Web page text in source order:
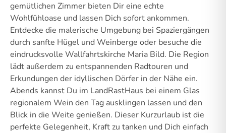
gemütlichen Zimmer bieten Dir eine echte
Wohlfühloase und lassen Dich sofort ankommen.
Entdecke die malerische Umgebung bei Spaziergängen
durch sanfte Hügel und Weinberge oder besuche die
eindrucksvolle Wallfahrtskirche Maria Bild. Die Region
lädt außerdem zu entspannenden Radtouren und
Erkundungen der idyllischen Dörfer in der Nähe ein.
Abends kannst Du im LandRastHaus bei einem Glas
regionalem Wein den Tag ausklingen lassen und den
Blick in die Weite genießen. Dieser Kurzurlaub ist die
perfekte Gelegenheit, Kraft zu tanken und Dich einfach